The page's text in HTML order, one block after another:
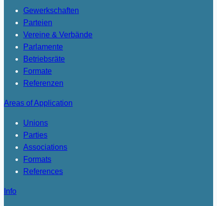
Gewerkschaften
Parteien
Vereine & Verbände
Parlamente
Betriebsräte
Formate
Referenzen
Areas of Application
Unions
Parties
Associations
Formats
References
Info